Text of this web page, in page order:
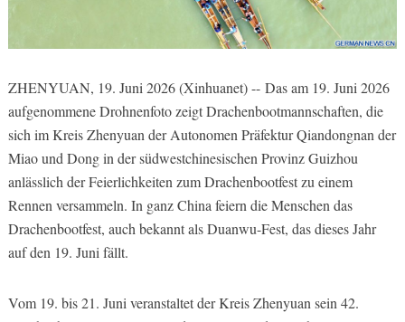
ZHENYUAN, 19. Juni 2026 (Xinhuanet) -- Das am 19. Juni 2026
aufgenommene Drohnenfoto zeigt Drachenbootmannschaften, die
sich im Kreis Zhenyuan der Autonomen Präfektur Qiandongnan der
Miao und Dong in der südwestchinesischen Provinz Guizhou
anlässlich der Feierlichkeiten zum Drachenbootfest zu einem
Rennen versammeln. In ganz China feiern die Menschen das
Drachenbootfest, auch bekannt als Duanwu-Fest, das dieses Jahr
auf den 19. Juni fällt.
Vom 19. bis 21. Juni veranstaltet der Kreis Zhenyuan sein 42.